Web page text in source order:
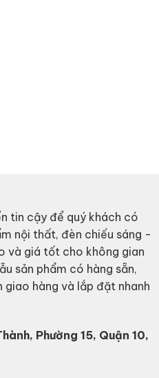
tin cậy để quý khách có
nội thất, đèn chiếu sáng -
và giá tốt cho không gian
sản phẩm có hàng sẵn,
hàng và lắp đặt nhanh
Phường 15, Quận 10,